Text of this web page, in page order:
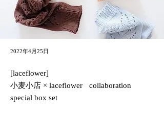
2022年4月25日
[laceflower]
小麦小店 × laceflower collaboration
special box set